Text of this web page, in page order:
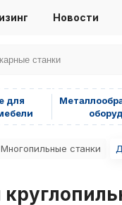
Новости
для
Многопильные станки